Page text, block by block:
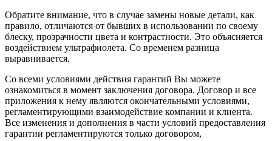
Обратите внимание, что в случае замены новые детали, как
правило, отличаются от бывших в использовании по своему
блеску, прозрачности цвета и контрастности. Это объясняется
воздействием ультрафиолета. Со временем разница
выравнивается.
Со всеми условиями действия гарантий Вы можете
ознакомиться в момент заключения договора. Договор и все
приложения к нему являются окончательными условиями,
регламентирующими взаимодействие компании и клиента.
Все изменения и дополнения в части условий предоставления
гарантии регламентируются только договором,